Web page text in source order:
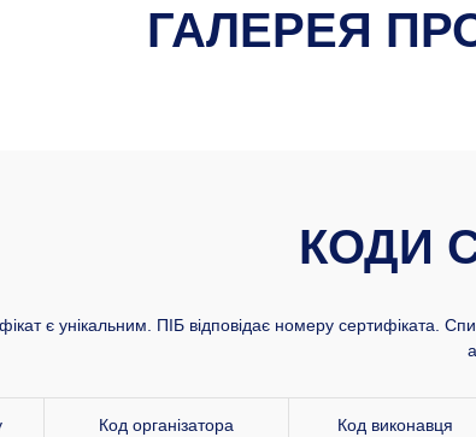
ГАЛЕРЕЯ
КОДИ
є унікальним. ПІБ відповідає номеру сертифіката.
Код організатора Код виконавця